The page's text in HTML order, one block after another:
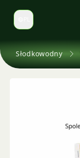
Zmień język
Słodkowodny